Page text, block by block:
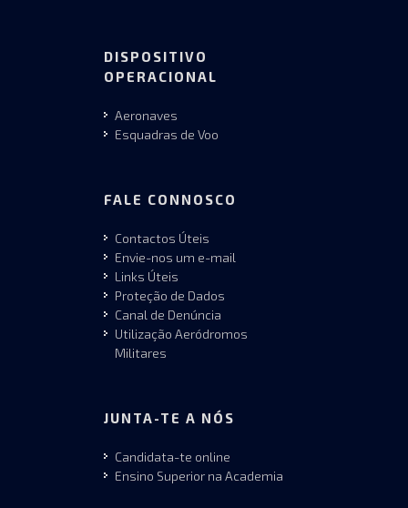
DISPOSITIVO
OPERACIONAL
Aeronaves
Esquadras de Voo
FALE CONNOSCO
Contactos Úteis
Envie-nos um e-mail
Links Úteis
Proteção de Dados
Canal de Denúncia
Utilização Aeródromos
Militares
JUNTA-TE A NÓS
Candidata-te online
Ensino Superior na Academia